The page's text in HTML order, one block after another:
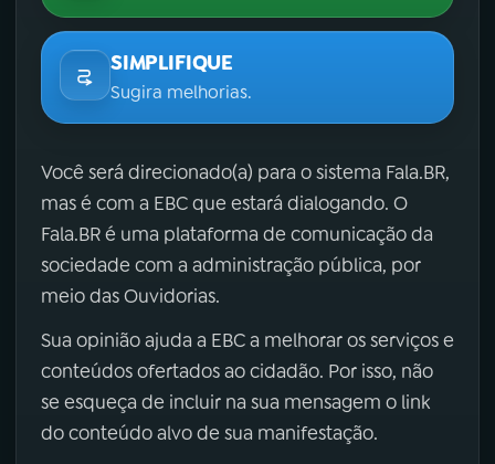
SIMPLIFIQUE
Sugira melhorias.
Você será direcionado(a) para o sistema Fala.BR,
mas é com a EBC que estará dialogando. O
Fala.BR é uma plataforma de comunicação da
sociedade com a administração pública, por
meio das Ouvidorias.
Sua opinião ajuda a EBC a melhorar os serviços e
conteúdos ofertados ao cidadão. Por isso, não
se esqueça de incluir na sua mensagem o link
do conteúdo alvo de sua manifestação.